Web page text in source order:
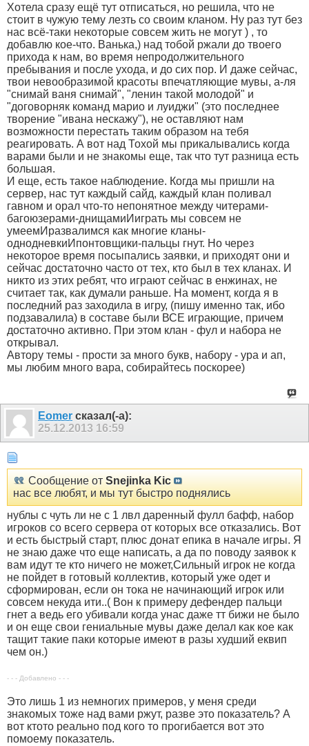
Хотела сразу ещё тут отписаться, но решила, что не
стоит в чужую тему лезть со своим кланом. Ну раз тут без
нас всё-таки некоторые совсем жить не могут ) , то
добавлю кое-что. Ванька,) над тобой ржали до твоего
прихода к нам, во время непродолжительного
пребывания и после ухода, и до сих пор. И даже сейчас,
твои невообразимой красоты впечатляющие мувы, а-ля
"снимай ваня снимай", "ленин такой молодой" и
"договорняк команд марио и луиджи" (это последнее
творение "ивана нескажу"), не оставляют нам
возможности перестать таким образом на тебя
реагировать. А вот над Тохой мы прикалывались когда
варами были и не знакомы еще, так что тут разница есть
большая.
И еще, есть такое наблюдение. Когда мы пришли на
сервер, нас тут каждый сайд, каждый клан поливал
гавном и орал что-то непонятное между читерами-
багоюзерами-днищамиИиграть мы совсем не
умеемИразвалимся как многие кланы-
однодневкиИпонтовщики-пальцы гнут. Но через
некоторое время посыпались заявки, и приходят они и
сейчас достаточно часто от тех, кто был в тех кланах. И
никто из этих ребят, что играют сейчас в енжинах, не
считает так, как думали раньше. На момент, когда я в
последний раз заходила в игру, (пишу именно так, ибо
подзавалила) в составе были ВСЕ играющие, причем
достаточно активно. При этом клан - фул и набора не
открывал.
Автору темы - прости за много букв, набору - ура и ап,
мы любим много вара, собирайтесь поскорее)
Eomer сказал(-а):
25.12.2013 16:59
Сообщение от Snejinka Kic
нас все любят, и мы тут быстро поднялись
нублы с чуть ли не с 1 лвл даренный фулл бафф, набор
игроков со всего сервера от которых все отказались. Вот
и есть быстрый старт, плюс донат епика в начале игры. Я
не знаю даже что еще написать, а да по поводу заявок к
вам идут те кто ничего не может,Сильный игрок не когда
не пойдет в готовый коллектив, который уже одет и
сформирован, если он тока не начинающий игрок или
совсем некуда ити..( Вон к примеру дефендер пальци
гнет а ведь его убивали когда унас даже тт бижи не было
и он еще свои гениальные мувы даже делал как кое как
тащит такие паки которые имеют в разы худший еквип
чем он.)
- - - Добавлено - - -
Это лишь 1 из немногих примеров, у меня среди
знакомых тоже над вами ржут, разве это показатель? А
вот ктото реально под кого то прогибается вот это
помоему показатель.